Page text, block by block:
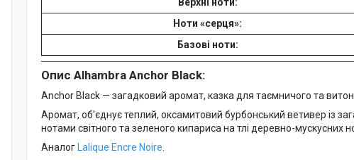
Ноти «серця»:
Базові ноти:
Опис Alhambra Anchor Black:
Anchor Black — загадковий аромат, казка для таємничого та
Аромат, об'єднує теплий, оксамитовий бурбонський ветивер із
нотами світного та зеленого кипариса на тлі деревно-мускусних
Аналог
Lalique Encre Noire